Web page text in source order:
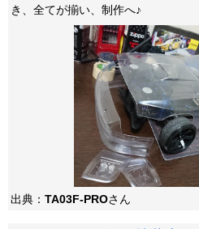
き、全てが揃い、制作へ♪
出典： TA03F-PROさん